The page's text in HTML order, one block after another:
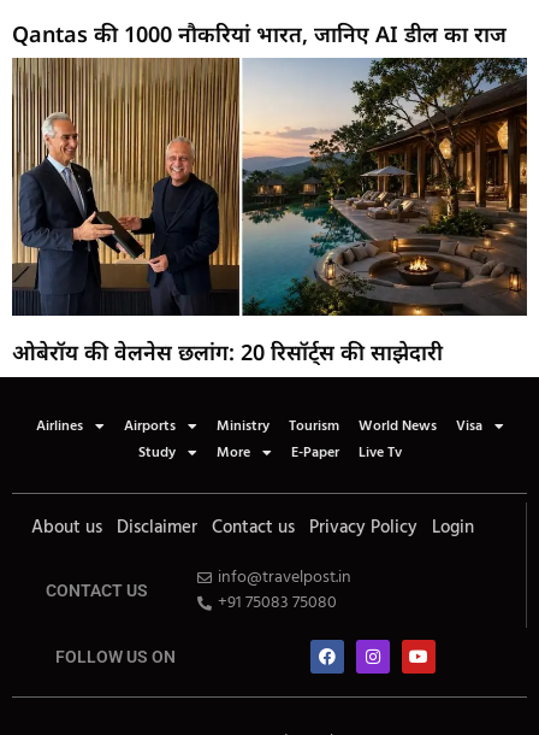
Qantas की 1000 नौकरियां भारत, जानिए AI डील का राज
ओबेरॉय की वेलनेस छलांग: 20 रिसॉर्ट्स की साझेदारी
Airlines Airports Ministry Tourism World News
Visa
Study
More E-Paper Live Tv
About us Disclaimer Contact us Privacy Policy Login
CONTACT US
info@travelpost.in
+91 75083 75080
FOLLOW US ON